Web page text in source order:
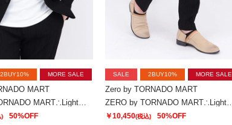
2BUY10% MORE SALE
MART
) 50%OFF
SALE 2BUY10% MORE SALE
Zero by TORNADO MART
￥10,450(税込) 50%OFF